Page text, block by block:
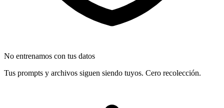
No entrenamos con tus datos
Tus prompts y archivos siguen siendo tuyos. Cero recolección.